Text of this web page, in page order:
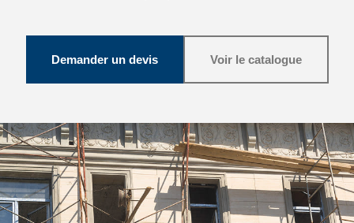
Demander un devis Voir le catalogue